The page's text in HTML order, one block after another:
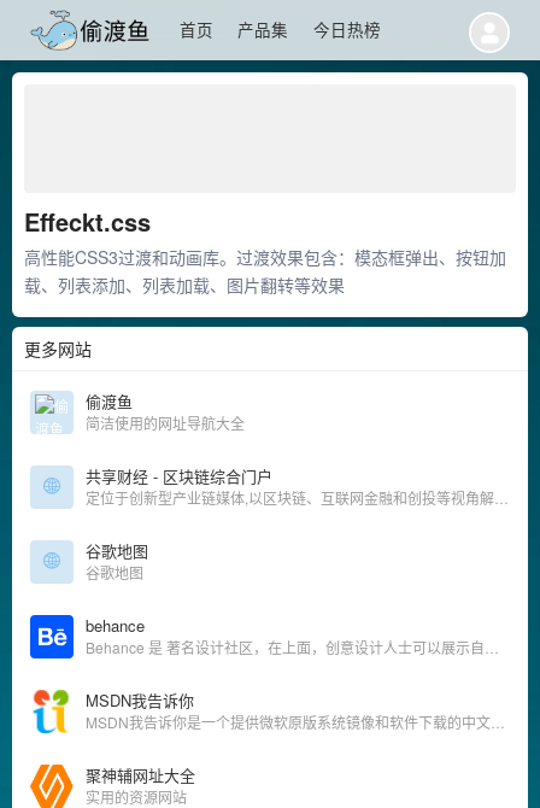
首页 产品集 今日热榜
Effeckt.css
高性能CSS3过渡和动画库。过渡效果包含：模态框弹出、按钮加
载、列表添加、列表加载、图片翻转等效果
更多网站
偷渡鱼
简洁使用的网址导航大全
共享财经 - 区块链综合门户
谷歌地图
谷歌地图
behance
MSDN我告诉你
聚神辅网址大全
实用的资源网站